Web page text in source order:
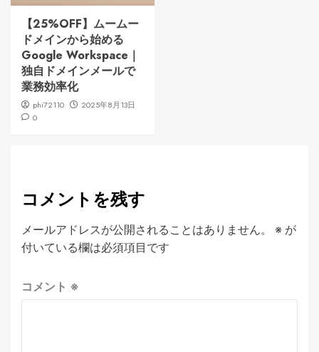
【25%OFF】ムームー
ドメインから始める
Google Workspace｜
独自ドメインメールで
業務効率化
phi72110
2025年8月13日
0
コメントを残す
メールアドレスが公開されることはありません。 ※ が
付いている欄は必須項目です
コメント ※